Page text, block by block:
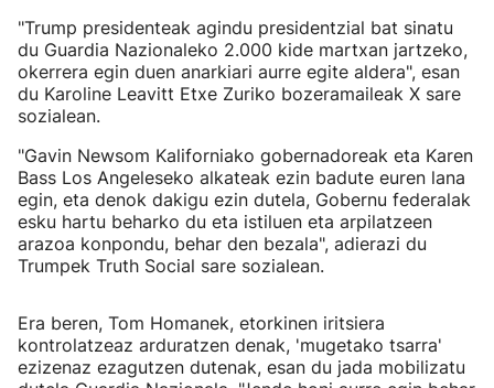
"Trump presidenteak agindu presidentzial bat sinatu
du Guardia Nazionaleko 2.000 kide martxan jartzeko,
okerrera egin duen anarkiari aurre egite aldera", esan
du Karoline Leavitt Etxe Zuriko bozeramaileak X sare
sozialean.
"Gavin Newsom Kaliforniako gobernadoreak eta Karen
Bass Los Angeleseko alkateak ezin badute euren lana
egin, eta denok dakigu ezin dutela, Gobernu federalak
esku hartu beharko du eta istiluen eta arpilatzeen
arazoa konpondu, behar den bezala", adierazi du
Trumpek Truth Social sare sozialean.
Era beren, Tom Homanek, etorkinen iritsiera
kontrolatzeaz arduratzen denak, 'mugetako tsarra'
ezizenaz ezagutzen dutenak, esan du jada mobilizatu